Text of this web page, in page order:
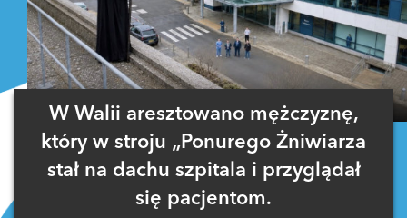
W Walii aresztowano mężczyznę,
który w stroju „Ponurego Żniwiarza
stał na dachu szpitala i przyglądał
się pacjentom.